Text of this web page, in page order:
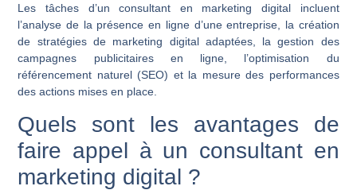
Les tâches d’un consultant en marketing digital incluent
l’analyse de la présence en ligne d’une entreprise, la création
de stratégies de marketing digital adaptées, la gestion des
campagnes publicitaires en ligne, l’optimisation du
référencement naturel (SEO) et la mesure des performances
des actions mises en place.
Quels sont les avantages de
faire appel à un consultant en
marketing digital ?